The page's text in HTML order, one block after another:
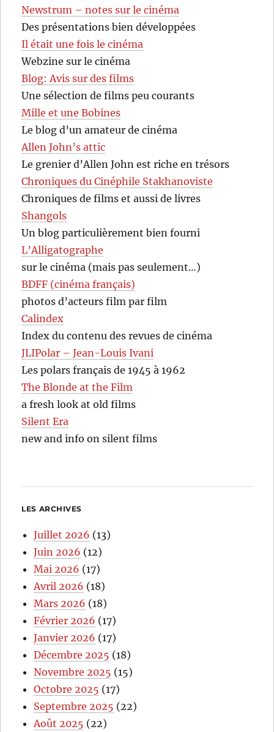
Newstrum – notes sur le cinéma
Des présentations bien développées
Il était une fois le cinéma
Webzine sur le cinéma
Blog: Avis sur des films
Une sélection de films peu courants
Mille et une Bobines
Le blog d’un amateur de cinéma
Allen John’s attic
Le grenier d’Allen John est riche en trésors
Chroniques du Cinéphile Stakhanoviste
Chroniques de films et aussi de livres
Shangols
Un blog particulièrement bien fourni
L’Alligatographe
sur le cinéma (mais pas seulement…)
BDFF (cinéma français)
photos d’acteurs film par film
Calindex
Index du contenu des revues de cinéma
JLIPolar – Jean-Louis Ivani
Les polars français de 1945 à 1962
The Blonde at the Film
a fresh look at old films
Silent Era
new and info on silent films
LES ARCHIVES
Juillet 2026 (13)
Juin 2026 (12)
Mai 2026 (17)
Avril 2026 (18)
Mars 2026 (18)
Février 2026 (17)
Janvier 2026 (17)
Décembre 2025 (18)
Novembre 2025 (15)
Octobre 2025 (17)
Septembre 2025 (22)
Août 2025 (22)